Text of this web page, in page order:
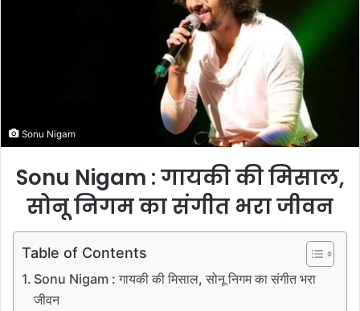
Sonu Nigam
Sonu Nigam : गायकी की मिसाल,
सोनू निगम का संगीत भरा जीवन
Table of Contents
Sonu Nigam : गायकी की मिसाल, सोनू निगम का संगीत भरा
जीवन